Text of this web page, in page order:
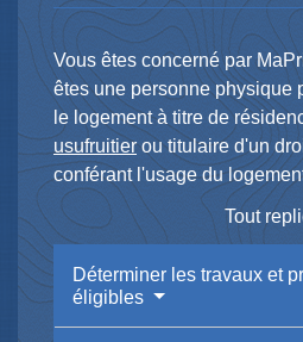
Vous êtes concerné par
êtes une personne physique
le logement à titre de
usufruitierou titulaire d'un
conférant l'usage du
Tout
Déterminer les travaux et
éligibles